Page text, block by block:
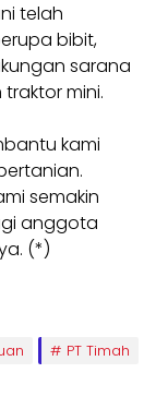
telah
bibit,
sarana
mini.
kami
semakin
anggota
(*)
PT Timah